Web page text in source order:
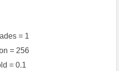
= 1
= 256
= 0.1